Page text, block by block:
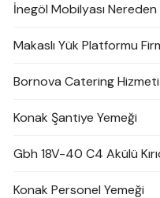
İnegöl Mobilyası Nereden
Makaslı Yük Platformu
Bornova Catering Hizmeti
Konak Şantiye Yemeği
Gbh 18V-40 C4 Akülü
Konak Personel Yemeği